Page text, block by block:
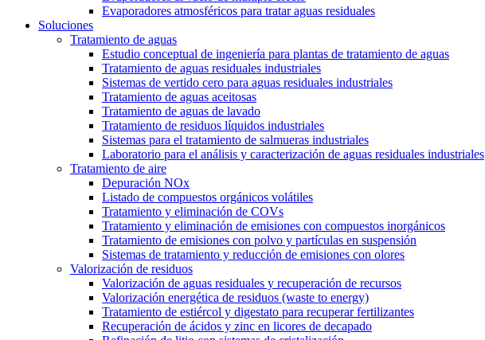
Evaporadores atmosféricos para tratar aguas residuales
Soluciones
Tratamiento de aguas
Estudio conceptual de ingeniería para plantas de tratamiento de aguas
Tratamiento de aguas residuales industriales
Sistemas de vertido cero para aguas residuales industriales
Tratamiento de aguas aceitosas
Tratamiento de aguas de lavado
Tratamiento de residuos líquidos industriales
Sistemas para el tratamiento de salmueras industriales
Laboratorio para el análisis y caracterización de aguas residuales industriales
Tratamiento de aire
Depuración NOx
Listado de compuestos orgánicos volátiles
Tratamiento y eliminación de COVs
Tratamiento y eliminación de emisiones con compuestos inorgánicos
Tratamiento de emisiones con polvo y partículas en suspensión
Sistemas de tratamiento y reducción de emisiones con olores
Valorización de residuos
Valorización de aguas residuales y recuperación de recursos
Valorización energética de residuos (waste to energy)
Tratamiento de estiércol y digestato para recuperar fertilizantes
Recuperación de ácidos y zinc en licores de decapado